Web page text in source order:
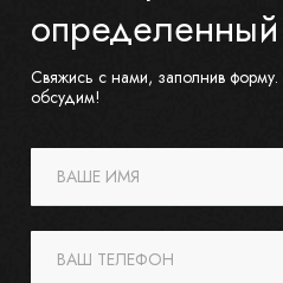
определенный
Свяжись с нами, заполнив
обсудим!
ВАШЕ ИМЯ
ВАШ ТЕЛЕФОН